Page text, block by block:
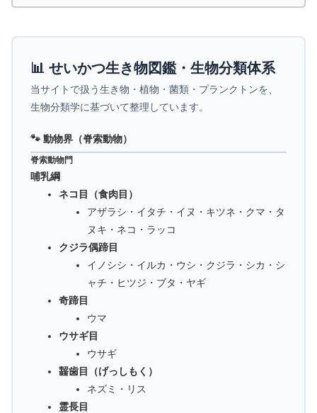
📊 せいかつ生き物図鑑・生物分類体系
当サイトで扱う生き物・植物・菌類・プランクトンを、
生物分類学に基づいて整理しています。
🐾 動物界（脊索動物）
脊索動物門
哺乳綱
ネコ目（食肉目）
アザラシ・イタチ・イヌ・キツネ・クマ・タ
ヌキ・ネコ・ラッコ
クジラ偶蹄目
イノシシ・イルカ・ウシ・クジラ・シカ・シ
ャチ・ヒツジ・ブタ・ヤギ
奇蹄目
ウマ
ウサギ目
ウサギ
齧歯目（げっしもく）
ネズミ・リス
霊長目